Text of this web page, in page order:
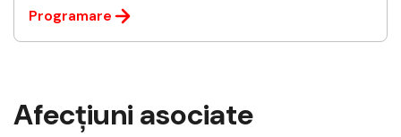
Programare
Afecțiuni asociate